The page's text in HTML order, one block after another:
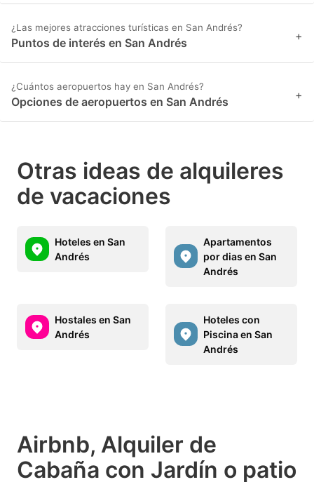
¿Las mejores atracciones turísticas en San Andrés?
Puntos de interés en San Andrés +
¿Cuántos aeropuertos hay en San Andrés?
Opciones de aeropuertos en San Andrés +
Otras ideas de alquileres
de vacaciones
Hoteles en San
Andrés
Apartamentos
por dias en San
Andrés
Hostales en San
Andrés
Hoteles con
Piscina en San
Andrés
Airbnb, Alquiler de
Cabaña con Jardín o patio